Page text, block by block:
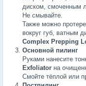
диском, смоченным
Не смывайте.
Также можно
вокруг губ, ватным
Complex Prepping
Основной пилинг
Руками нанесите
Exfoliator на
Смойте тёплой или